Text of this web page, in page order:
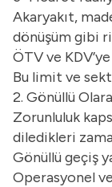
Akaryakıt,
dönüşüm gibi
ÖTV ve
Bu limit ve
2. Gönüllü
Zorunluluk
diledikleri
Gönüllü geçiş
Operasyonel